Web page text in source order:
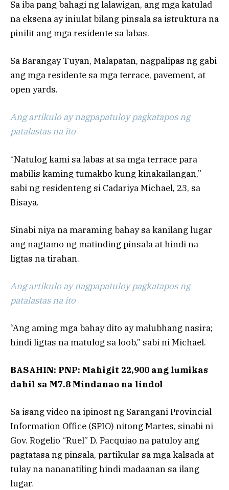
Sa iba pang bahagi ng lalawigan, ang mga katulad
na eksena ay iniulat bilang pinsala sa istruktura na
pinilit ang mga residente sa labas.
Sa Barangay Tuyan, Malapatan, nagpalipas ng gabi
ang mga residente sa mga terrace, pavement, at
open yards.
Ang artikulo ay nagpapatuloy pagkatapos ng
patalastas na ito
“Natulog kami sa labas at sa mga terrace para
mabilis kaming tumakbo kung kinakailangan,”
sabi ng residenteng si Cadariya Michael, 23, sa
Bisaya.
Sinabi niya na maraming bahay sa kanilang lugar
ang nagtamo ng matinding pinsala at hindi na
ligtas na tirahan.
Ang artikulo ay nagpapatuloy pagkatapos ng
patalastas na ito
“Ang aming mga bahay dito ay malubhang nasira;
hindi ligtas na matulog sa loob,” sabi ni Michael.
BASAHIN: PNP: Mahigit 22,900 ang lumikas
dahil sa M7.8 Mindanao na lindol
Sa isang video na ipinost ng Sarangani Provincial
Information Office (SPIO) nitong Martes, sinabi ni
Gov. Rogelio “Ruel” D. Pacquiao na patuloy ang
pagtatasa ng pinsala, partikular sa mga kalsada at
tulay na nananatiling hindi madaanan sa ilang
lugar.